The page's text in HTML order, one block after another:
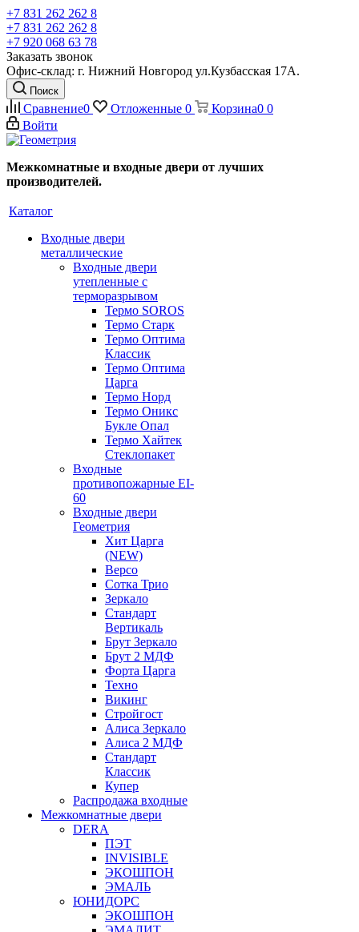
+7 831 262 262 8
+7 831 262 262 8
+7 920 068 63 78
Заказать звонок
Офис-склад: г. Нижний Новгород ул.Кузбасская 17А.
Поиск
Сравнение0 Отложенные 0 Корзина0 0
Войти
Межкомнатные и входные двери от лучших
производителей.
Каталог
Входные двери
металлические
Входные двери
утепленные с
терморазрывом
Термо SOROS
Термо Старк
Термо Оптима
Классик
Термо Оптима
Царга
Термо Норд
Термо Оникс
Букле Опал
Термо Хайтек
Стеклопакет
Входные
противопожарные EI-
60
Входные двери
Геометрия
Хит Царга
(NEW)
Версо
Сотка Трио
Зеркало
Стандарт
Вертикаль
Брут Зеркало
Брут 2 МДФ
Форта Царга
Техно
Викинг
Стройгост
Алиса Зеркало
Алиса 2 МДФ
Стандарт
Классик
Купер
Распродажа входные
Межкомнатные двери
DERA
ПЭТ
INVISIBLE
ЭКОШПОН
ЭМАЛЬ
ЮНИДОРС
ЭКОШПОН